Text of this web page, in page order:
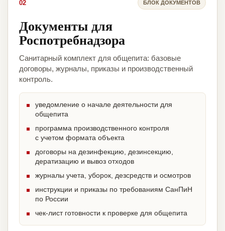
02 БЛОК ДОКУМЕНТОВ
Документы для
Роспотребнадзора
Санитарный комплект для общепита: базовые
договоры, журналы, приказы и производственный
контроль.
уведомление о начале деятельности для
общепита
программа производственного контроля
с учетом формата объекта
договоры на дезинфекцию, дезинсекцию,
дератизацию и вывоз отходов
журналы учета, уборок, дезсредств и осмотров
инструкции и приказы по требованиям СанПиН
по России
чек-лист готовности к проверке для общепита